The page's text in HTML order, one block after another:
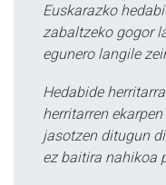
Euskarazko
zabaltzeko gogor
egunero langile
Hedabide
herritarren
jasotzen ditugun
ez baitira nahikoa